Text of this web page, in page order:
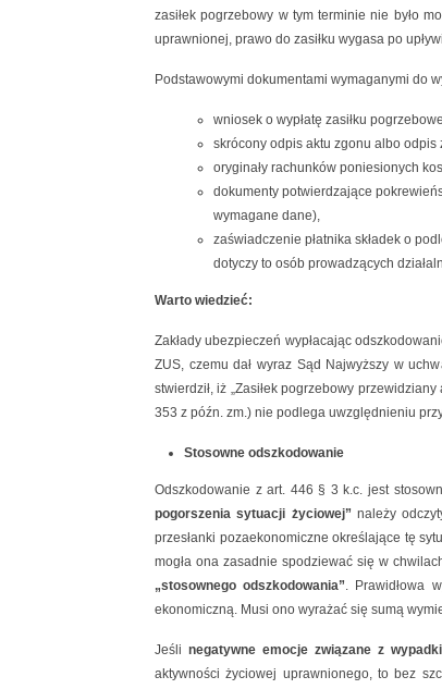
zasiłek pogrzebowy w tym terminie nie było
uprawnionej, prawo do zasiłku wygasa po
Podstawowymi dokumentami wymaganymi do
wniosek o wypłatę zasiłku
skrócony odpis aktu zgonu albo odpis
oryginały rachunków poniesionych
dokumenty potwierdzające
wymagane dane),
zaświadczenie płatnika składek o
dotyczy to osób prowadzących
Warto wiedzieć:
Zakłady ubezpieczeń wypłacając
ZUS, czemu dał wyraz Sąd Najwyższy w
stwierdził, iż „Zasiłek pogrzebowy
353 z późn. zm.) nie podlega uwzględnieniu
Stosowne odszkodowanie
Odszkodowanie z art. 446 § 3 k.c. jest
pogorszenia sytuacji życiowej” należy
przesłanki pozaekonomiczne określające tę
mogła ona zasadnie spodziewać się w
„stosownego odszkodowania”. Prawidłowa
ekonomiczną. Musi ono wyrażać się sumą
Jeśli negatywne emocje związane z
aktywności życiowej uprawnionego, to bez